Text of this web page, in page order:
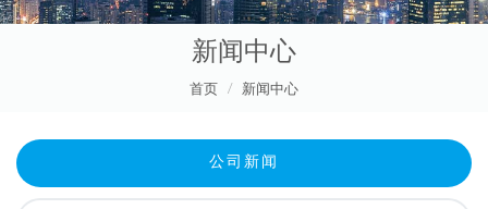
新闻中心
首页 新闻中心
公司新闻